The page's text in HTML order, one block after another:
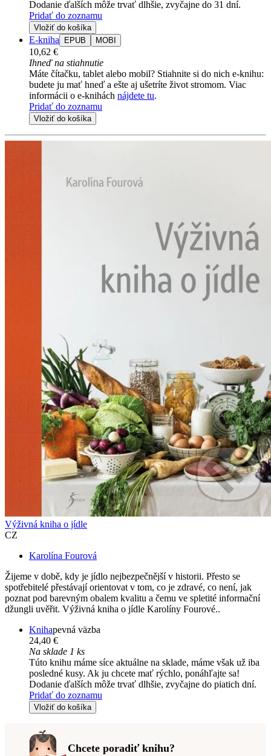
Dodanie ďalších môže trvať dlhšie, zvyčajne do 31 dní.
Pridať do zoznamu
Vložiť do košíka
E-kniha EPUB MOBI
10,62 €
Ihneď na stiahnutie
Máte čítačku, tablet alebo mobil? Stiahnite si do nich e-knihu:
budete ju mať hneď a ešte aj ušetríte život stromom. Viac
informácii o e-knihách nájdete tu.
Pridať do zoznamu
Vložiť do košíka
Výživná kniha o jídle
CZ
Karolína Fourová
Žijeme v době, kdy je jídlo nejbezpečnější v historii. Přesto se
spotřebitelé přestávají orientovat v tom, co je zdravé, co není, jak
poznat pod barevným obalem kvalitu a čemu ve spletité informační
džungli uvěřit. Výživná kniha o jídle Karolíny Fourové..
Knihapevná väzba
24,40 €
Na sklade 1 ks
Túto knihu máme síce aktuálne na sklade, máme však už iba
posledné kusy. Ak ju chcete mať rýchlo, ponáhľajte sa!
Dodanie ďalších môže trvať dlhšie, zvyčajne do piatich dní.
Pridať do zoznamu
Vložiť do košíka
Chcete poradiť knihu?